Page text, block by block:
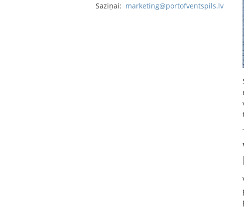
Saziņai: marketing@portofventspils.lv